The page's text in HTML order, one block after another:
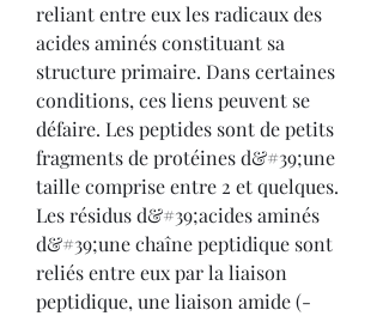
reliant entre eux les radicaux des
acides aminés constituant sa
structure primaire. Dans certaines
conditions, ces liens peuvent se
défaire. Les peptides sont de petits
fragments de protéines d&#39;une
taille comprise entre 2 et quelques.
Les résidus d&#39;acides aminés
d&#39;une chaîne peptidique sont
reliés entre eux par la liaison
peptidique, une liaison amide (-